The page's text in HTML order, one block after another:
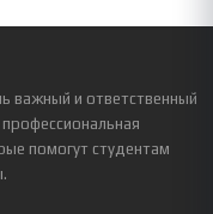
важный и ответственный
помогут студентам